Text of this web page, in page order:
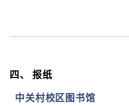
四、 报纸
中关村校区图书馆